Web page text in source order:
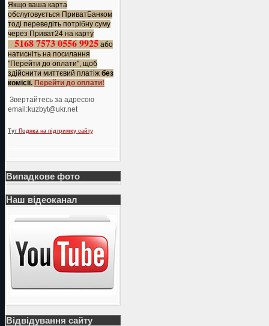
Якщо ваша карта
обслуговується ПриватБанком
тоді переведіть потрібну суму
через Приват24 на карту
5168 7573 0556 9925 або
натисніть на посилання
"Перейти до оплати", щоб
здійснити миттєвий платіж без
комісії. Перейти до оплати!
Звертайтесь за адресою
еmail:kuzbyt@ukr.net
Тут Подяка на підтримку сайту
Випадкове фото
Наш відеоканал
Відвідування сайту